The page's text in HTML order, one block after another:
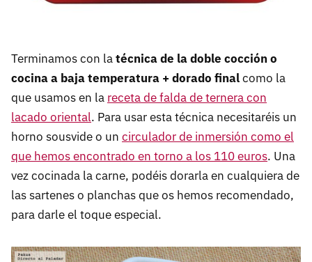
Terminamos con latécnica de la doble cocción o
cocina a baja temperatura + dorado finalcomo la
que usamos en la receta de falda de ternera con
lacado oriental. Para usar esta técnica necesitaréis un
horno sousvide o un circulador de inmersión como el
que hemos encontrado en torno a los 110 euros. Una
vez cocinada la carne, podéis dorarla en cualquiera de
las sartenes o planchas que os hemos recomendado,
para darle el toque especial.